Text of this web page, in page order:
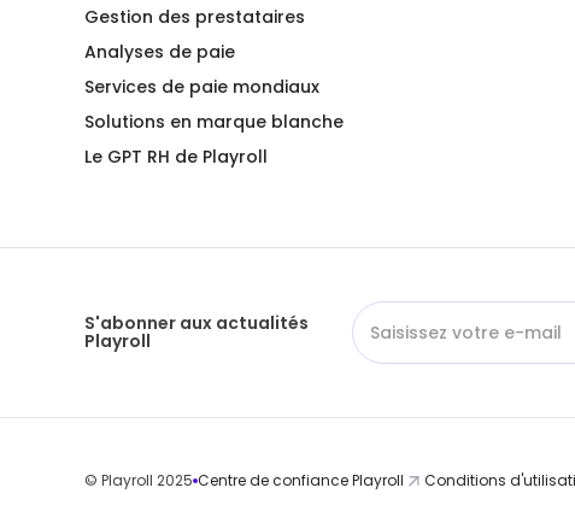
Gestion des prestataires
Analyses de paie
Services de paie mondiaux
Solutions en marque blanche
Le GPT RH de Playroll
S'abonner aux actualités
Playroll
© Playroll 2025 Centre de confiance Playroll Conditions